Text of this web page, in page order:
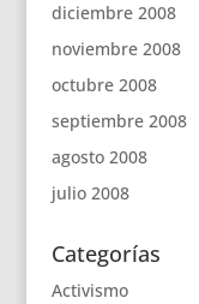
diciembre 2008
noviembre 2008
octubre 2008
septiembre 2008
agosto 2008
julio 2008
Categorías
Activismo